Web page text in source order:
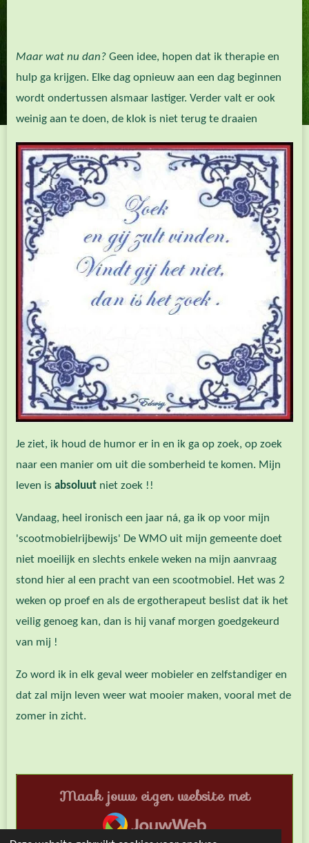
Maar wat nu dan? Geen idee, hopen dat ik therapie en
hulp ga krijgen. Elke dag opnieuw aan een dag beginnen
wordt ondertussen alsmaar lastiger. Verder valt er ook
weinig aan te doen, de klok is niet terug te draaien
Je ziet, ik houd de humor er in en ik ga op zoek, op zoek
naar een manier om uit die somberheid te komen. Mijn
leven is absoluut niet zoek !!
Vandaag, heel ironisch een jaar ná, ga ik op voor mijn
'scootmobielrijbewijs' De WMO uit mijn gemeente doet
niet moeilijk en slechts enkele weken na mijn aanvraag
stond hier al een pracht van een scootmobiel. Het was 2
weken op proef en als de ergotherapeut beslist dat ik het
veilig genoeg kan, dan is hij vanaf morgen goedgekeurd
van mij !
Zo word ik in elk geval weer mobieler en zelfstandiger en
dat zal mijn leven weer wat mooier maken, vooral met de
zomer in zicht.
Maak jouw eigen website met
JouwWeb